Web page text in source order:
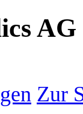
AG
Zur